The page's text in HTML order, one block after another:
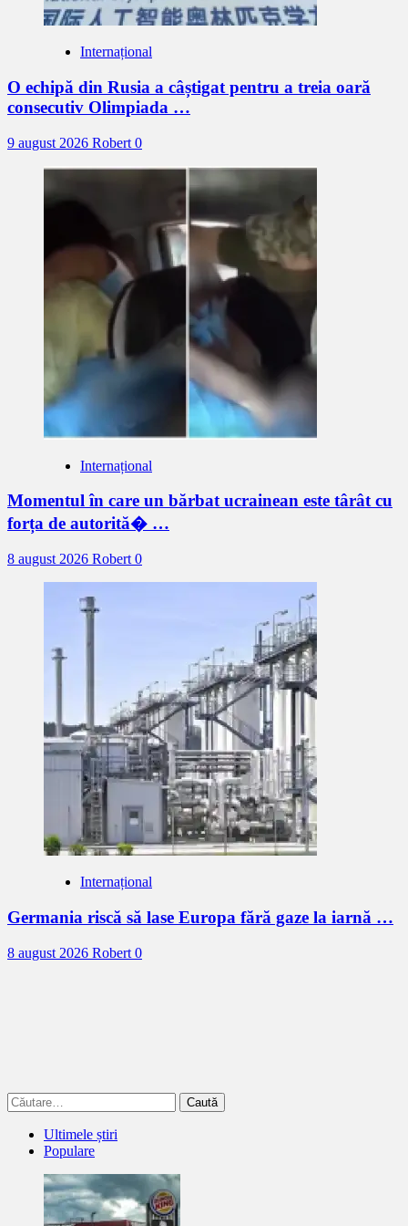
Internațional
O echipă din Rusia a câștigat pentru a treia oară
consecutiv Olimpiada …
9 august 2026 Robert 0
Internațional
Momentul în care un bărbat ucrainean este târât cu
forța de autorită� …
8 august 2026 Robert 0
Internațional
Germania riscă să lase Europa fără gaze la iarnă …
8 august 2026 Robert 0
Caută
după:
Ultimele știri
Populare